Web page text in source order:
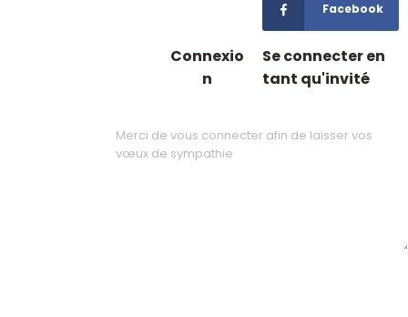
Facebook
Connexio
n
Se connecter en
tant qu'invité